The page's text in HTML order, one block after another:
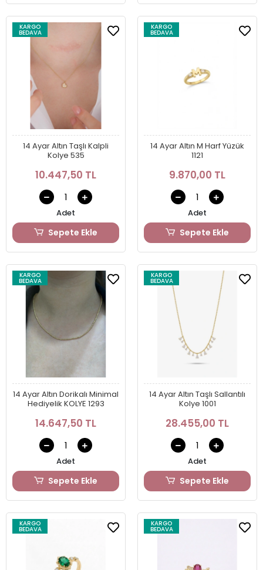
KARGO
BEDAVA
14 Ayar Altın Taşlı Kalpli
Kolye 535
10.447,50 TL
Adet
Sepete Ekle
KARGO
BEDAVA
14 Ayar Altın M Harf Yüzük
1121
9.870,00 TL
Adet
Sepete Ekle
KARGO
BEDAVA
14 Ayar Altın Dorikalı Minimal
Hediyelik KOLYE 1293
14.647,50 TL
Adet
Sepete Ekle
KARGO
BEDAVA
14 Ayar Altın Taşlı Sallantılı
Kolye 1001
28.455,00 TL
Adet
Sepete Ekle
KARGO
BEDAVA
KARGO
BEDAVA